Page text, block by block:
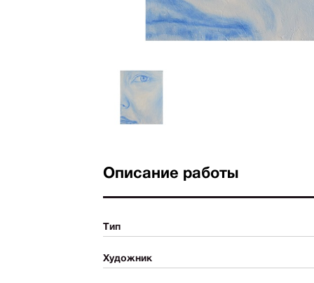
Описание работы
Тип
Художник